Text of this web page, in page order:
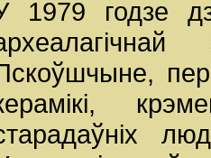
1979 годзе